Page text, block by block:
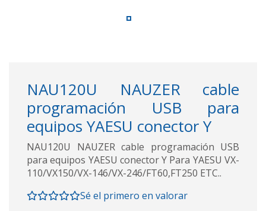
NAU120U NAUZER cable
programación USB para
equipos YAESU conector Y
NAU120U NAUZER cable programación USB
para equipos YAESU conector Y Para YAESU VX-
110/VX150/VX-146/VX-246/FT60,FT250 ETC..
Sé el primero en valorar